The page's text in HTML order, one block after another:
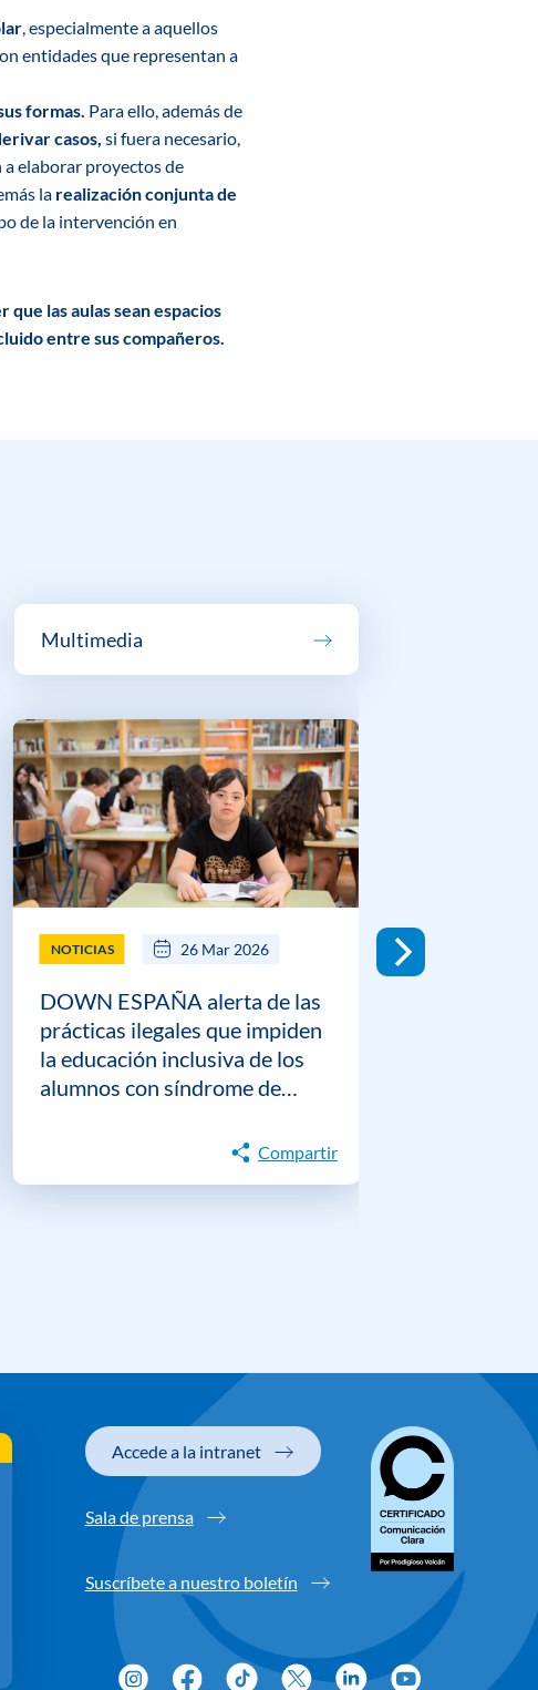
, especialmente a aquellos
entidades que representan a
formas. Para ello, además de
casos, si fuera necesario,
a elaborar proyectosde
la realización conjunta de
de la intervención en
que las aulas sean espacios
entre sus compañeros.
Multimedia
NOTICIAS 26 Mar 2026
DOWN ESPAÑA alerta de las
prácticas ilegales que impiden
la educación inclusiva de los
alumnos con síndrome de
Compartir
Accede a la intranet
Sala de prensa
Suscríbete a nuestro boletín